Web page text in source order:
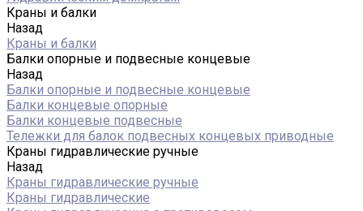
Краны и балки
Назад
Краны и балки
Балки опорные и подвесные концевые
Назад
Балки опорные и подвесные концевые
Балки концевые опорные
Балки концевые подвесные
Тележки для балок подвесных концевых приводные
Краны гидравлические ручные
Назад
Краны гидравлические ручные
Краны гидравлические